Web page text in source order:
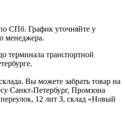
СПб. График уточняйте у
менеджера.
терминала транспортной
Вы можете забрать товар на
Санкт-Петербург, Промзона
12 лит З, склад «Новый